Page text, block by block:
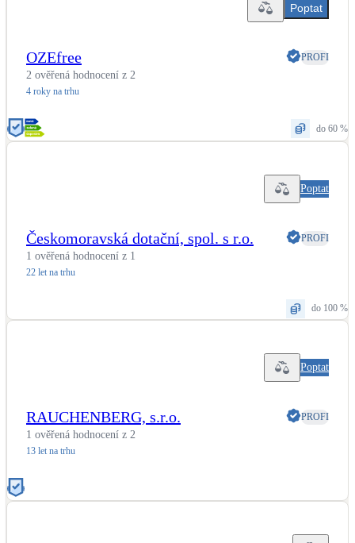
Poptat
OZEfree PROFI
2 ověřená hodnocení z 2
4 roky na trhu
do 60 %
Poptat
Českomoravská dotační, spol. s r.o. PROFI
1 ověřená hodnocení z 1
22 let na trhu
do 100 %
Poptat
RAUCHENBERG, s.r.o. PROFI
1 ověřená hodnocení z 2
13 let na trhu